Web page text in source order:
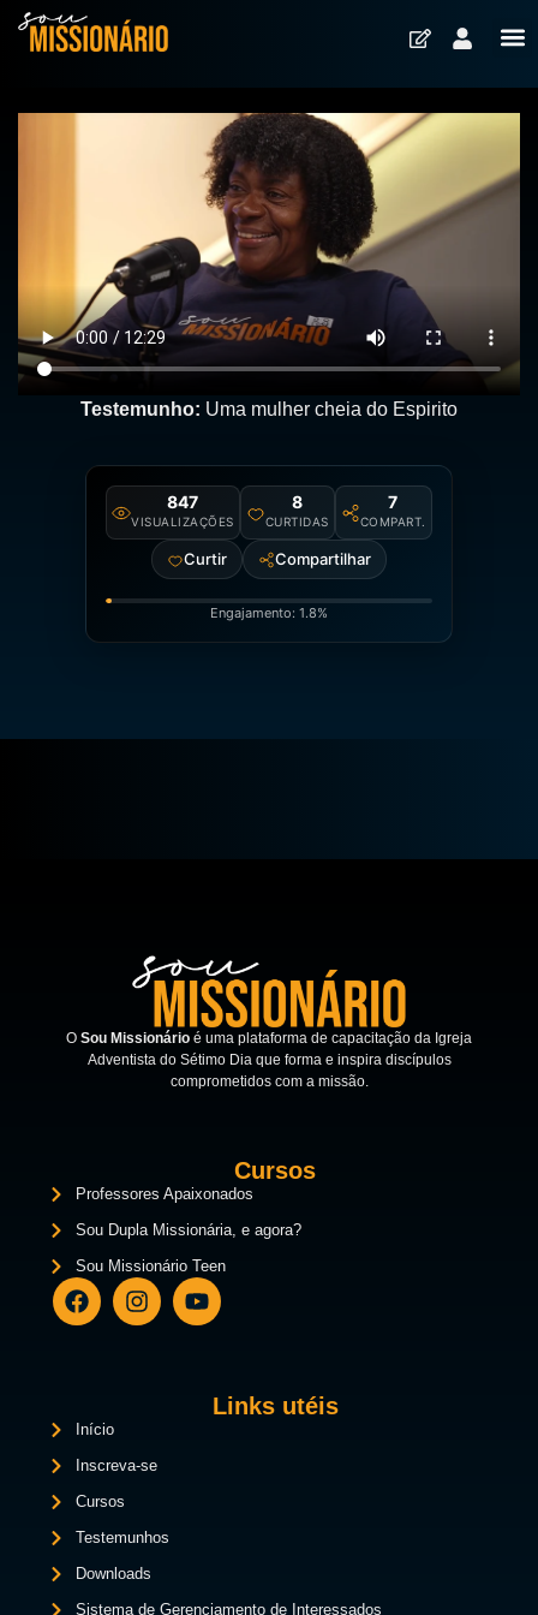
Testemunho: Uma mulher cheia do Espirito
847
VISUALIZAÇÕES
8
CURTIDAS
7
COMPART.
Curtir Compartilhar
Engajamento: 1.8%
O Sou Missionário é uma plataforma de capacitação da Igreja
Adventista do Sétimo Dia que forma e inspira discípulos
comprometidos com a missão.
Cursos
Professores Apaixonados
Sou Dupla Missionária, e agora?
Sou Missionário Teen
Links utéis
Início
Inscreva-se
Cursos
Testemunhos
Downloads
Sistema de Gerenciamento de Interessados